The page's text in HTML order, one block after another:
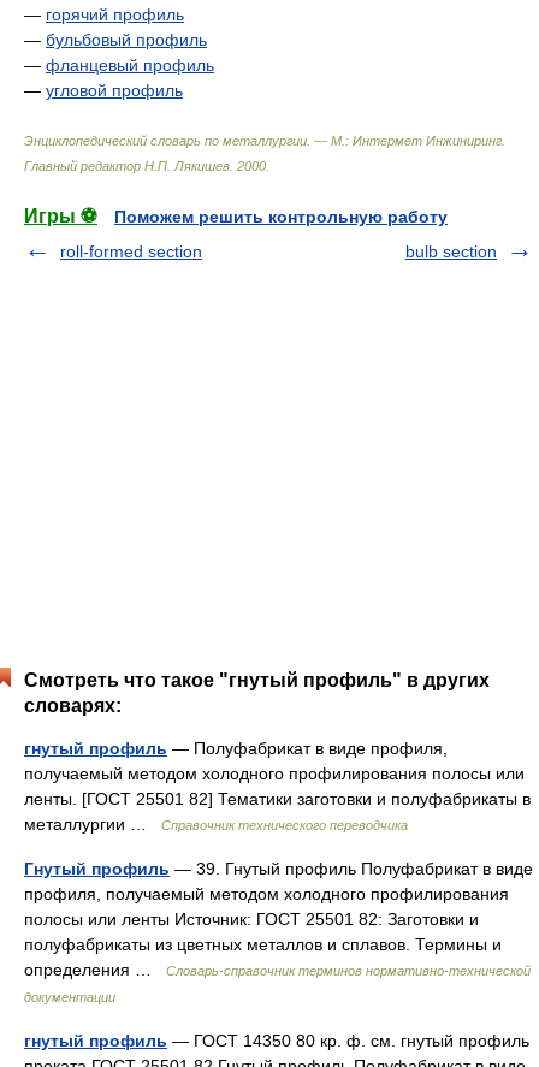
— горячий профиль
— бульбовый профиль
— фланцевый профиль
— угловой профиль
Энциклопедический словарь по металлургии. — М.: Интермет Инжиниринг
Главный редактор Н.П. Лякишев 2000
Игры ⚽
Поможем решить контрольную работу
roll-formed section
bulb section
Смотреть что такое "гнутый профиль" в других
словарях:
гнутый профиль — Полуфабрикат в виде профиля,
получаемый методом холодного профилирования полосы или
ленты. [ГОСТ 25501 82] Тематики заготовки и полуфабрикаты в
металлургии …
Справочник технического переводчика
Гнутый профиль — 39. Гнутый профиль Полуфабрикат в виде
профиля, получаемый методом холодного профилирования
полосы или ленты Источник: ГОСТ 25501 82: Заготовки и
полуфабрикаты из цветных металлов и сплавов. Термины и
определения …
Словарь-справочник терминов нормативно-технической
документации
гнутый профиль — ГОСТ 14350 80 кр. ф. см. гнутый профиль